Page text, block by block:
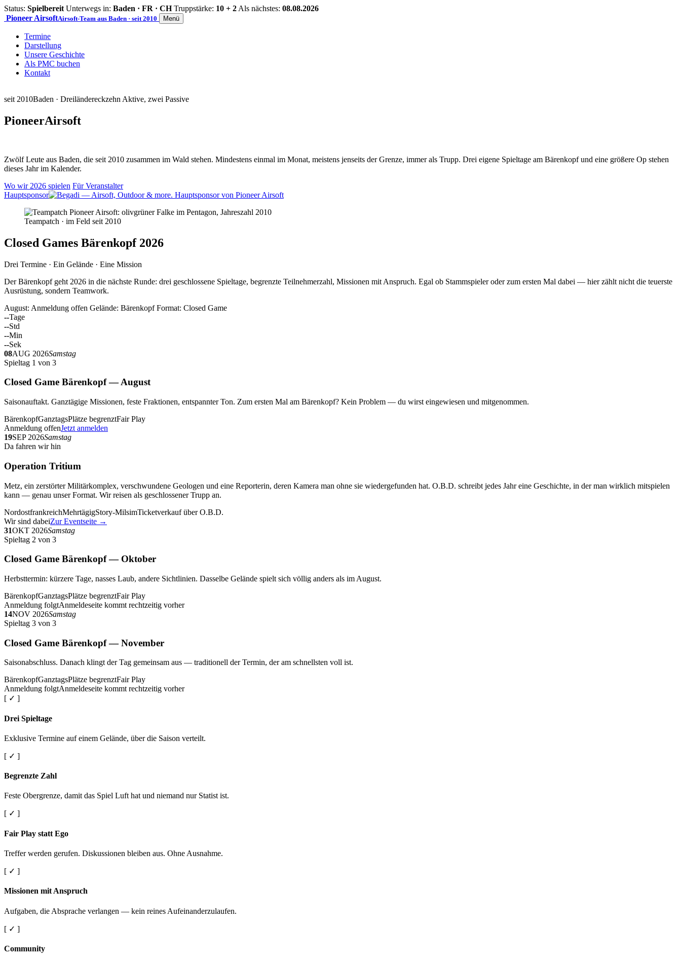
Status: Spielbereit Unterwegs in: Baden · FR · CH Truppstärke: 10 + 2 Als nächstes: 08.08.2026
Pioneer AirsoftAirsoft-Team aus Baden · seit 2010 Menü
Termine
Darstellung
Unsere Geschichte
Als PMC buchen
Kontakt
seit 2010Baden · Dreiländereckzehn Aktive, zwei Passive
PioneerAirsoft
Zwölf Leute aus Baden, die seit 2010 zusammen im Wald stehen. Mindestens einmal im Monat, meistens jenseits der Grenze, immer als Trupp. Drei eigene Spieltage am Bärenkopf und eine größere Op stehen
dieses Jahr im Kalender.
Wo wir 2026 spielen Für Veranstalter
Hauptsponsor
Teampatch · im Feld seit 2010
Closed Games Bärenkopf 2026
Drei Termine · Ein Gelände · Eine Mission
Der Bärenkopf geht 2026 in die nächste Runde: drei geschlossene Spieltage, begrenzte Teilnehmerzahl, Missionen mit Anspruch. Egal ob Stammspieler oder zum ersten Mal dabei — hier zählt nicht die teuerste
Ausrüstung, sondern Teamwork.
August: Anmeldung offen Gelände: Bärenkopf Format: Closed Game
--Tage
--Std
--Min
--Sek
08AUG 2026Samstag
Spieltag 1 von 3
Closed Game Bärenkopf — August
Saisonauftakt. Ganztägige Missionen, feste Fraktionen, entspannter Ton. Zum ersten Mal am Bärenkopf? Kein Problem — du wirst eingewiesen und mitgenommen.
BärenkopfGanztagsPlätze begrenztFair Play
Anmeldung offenJetzt anmelden
19SEP 2026Samstag
Da fahren wir hin
Operation Tritium
Metz, ein zerstörter Militärkomplex, verschwundene Geologen und eine Reporterin, deren Kamera man ohne sie wiedergefunden hat. O.B.D. schreibt jedes Jahr eine Geschichte, in der man wirklich mitspielen
kann — genau unser Format. Wir reisen als geschlossener Trupp an.
NordostfrankreichMehrtägigStory-MilsimTicketverkauf über O.B.D.
Wir sind dabeiZur Eventseite →
31OKT 2026Samstag
Spieltag 2 von 3
Closed Game Bärenkopf — Oktober
Herbsttermin: kürzere Tage, nasses Laub, andere Sichtlinien. Dasselbe Gelände spielt sich völlig anders als im August.
BärenkopfGanztagsPlätze begrenztFair Play
Anmeldung folgtAnmeldeseite kommt rechtzeitig vorher
14NOV 2026Samstag
Spieltag 3 von 3
Closed Game Bärenkopf — November
Saisonabschluss. Danach klingt der Tag gemeinsam aus — traditionell der Termin, der am schnellsten voll ist.
BärenkopfGanztagsPlätze begrenztFair Play
Anmeldung folgtAnmeldeseite kommt rechtzeitig vorher
[ ✓ ]
Drei Spieltage
Exklusive Termine auf einem Gelände, über die Saison verteilt.
[ ✓ ]
Begrenzte Zahl
Feste Obergrenze, damit das Spiel Luft hat und niemand nur Statist ist.
[ ✓ ]
Fair Play statt Ego
Treffer werden gerufen. Diskussionen bleiben aus. Ohne Ausnahme.
[ ✓ ]
Missionen mit Anspruch
Aufgaben, die Absprache verlangen — kein reines Aufeinanderzulaufen.
[ ✓ ]
Community